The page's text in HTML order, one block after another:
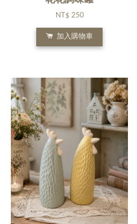
NT$ 250
加入購物車